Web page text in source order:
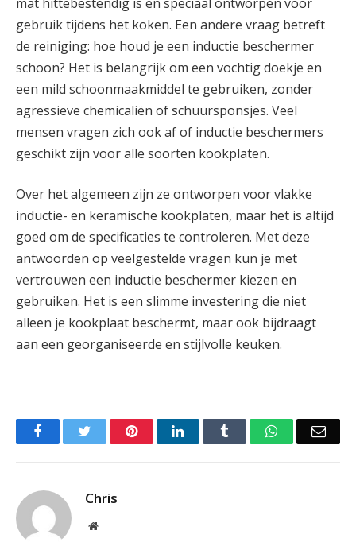
gebruik tijdens het koken. Een andere vraag betreft
de reiniging: hoe houd je een inductie beschermer
schoon? Het is belangrijk om een vochtig doekje en
een mild schoonmaakmiddel te gebruiken, zonder
agressieve chemicaliën of schuursponsjes. Veel
mensen vragen zich ook af of inductie beschermers
geschikt zijn voor alle soorten kookplaten.
Over het algemeen zijn ze ontworpen voor vlakke
inductie- en keramische kookplaten, maar het is altijd
goed om de specificaties te controleren. Met deze
antwoorden op veelgestelde vragen kun je met
vertrouwen een inductie beschermer kiezen en
gebruiken. Het is een slimme investering die niet
alleen je kookplaat beschermt, maar ook bijdraagt
aan een georganiseerde en stijlvolle keuken.
FacebookTwitter PinterestLinkedIn Tumblr WhatsApp
Chris
Website